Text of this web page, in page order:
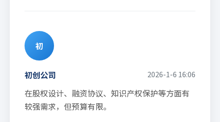
初
初创公司 2026-1-6 16:06
在股权设计、融资协议、知识产权保护等方面有
较强需求，但预算有限。